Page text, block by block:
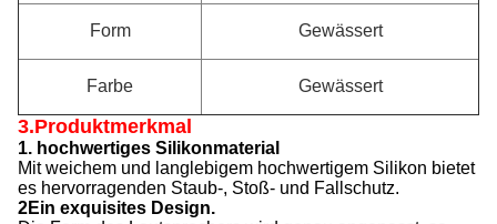
Form Gewässert
Farbe Gewässert
3.Produktmerkmal
1. hochwertiges Silikonmaterial
Mit weichem und langlebigem hochwertigem Silikon bietet
es hervorragenden Staub-, Stoß- und Fallschutz.
2Ein exquisites Design.